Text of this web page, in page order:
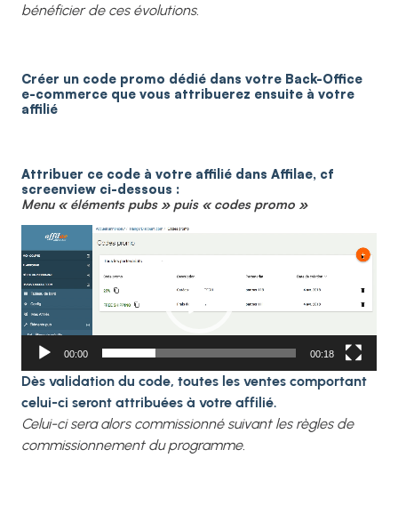
bénéficier de ces évolutions.
Créer un code promo dédié dans votre Back-Office
e-commerce que vous attribuerez ensuite à votre
affilié
Attribuer ce code à votre affilié dans Affilae, cf
screenview ci-dessous :
Menu « éléments pubs » puis « codes promo »
Lecteur
vidéo
00:00 00:18
Dès validation du code, toutes les ventes comportant
celui-ci seront attribuées à votre affilié.
Celui-ci sera alors commissionné suivant les règles de
commissionnement du programme.